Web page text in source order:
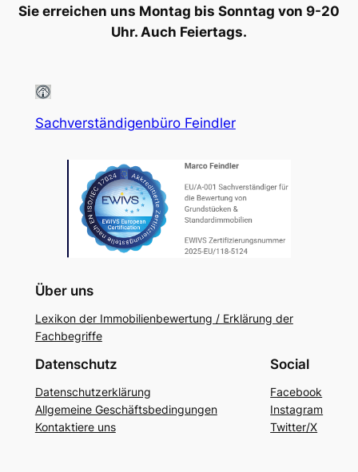
Sie erreichen uns Montag bis Sonntag von 9-20
Uhr. Auch Feiertags.
Sachverständigenbüro Feindler
Über uns
Lexikon der Immobilienbewertung / Erklärung der
Fachbegriffe
Datenschutz
Datenschutzerklärung
Allgemeine Geschäftsbedingungen
Kontaktiere uns
Social
Facebook
Instagram
Twitter/X